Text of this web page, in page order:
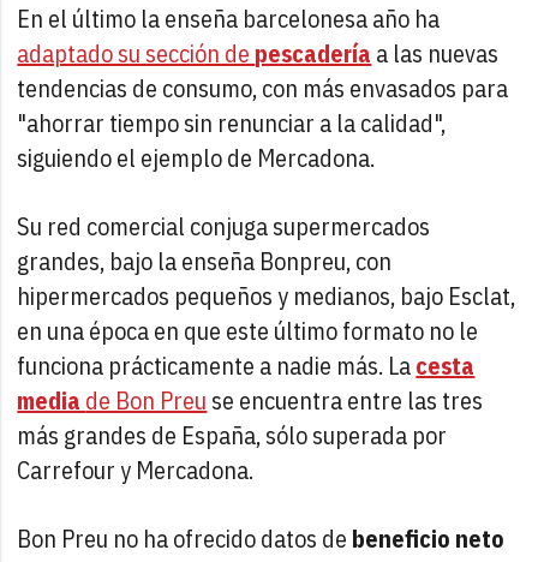
En el último la enseña barcelonesa año ha
adaptado su sección de pescadería a las nuevas
tendencias de consumo, con más envasados para
"ahorrar tiempo sin renunciar a la calidad",
siguiendo el ejemplo de Mercadona.
Su red comercial conjuga supermercados
grandes, bajo la enseña Bonpreu, con
hipermercados pequeños y medianos, bajo Esclat,
en una época en que este último formato no le
funciona prácticamente a nadie más. Lacesta
media de Bon Preu se encuentra entre las tres
más grandes de España, sólo superada por
Carrefour y Mercadona.
Bon Preu no ha ofrecido datos de beneficio neto